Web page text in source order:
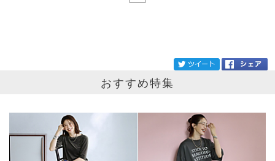
掲載雑誌
おすすめ特集